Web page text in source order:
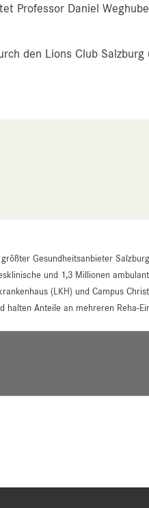
Professor Daniel
den Lions Club
Gesundheitsanbieter
und 1,3 Millionen
(LKH) und Campus
halten Anteile an mehreren Reha-